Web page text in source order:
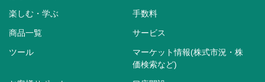
楽しむ・学ぶ 手数料
商品一覧 サービス
ツール
マーケット情報(株式市況・株
価検索など)